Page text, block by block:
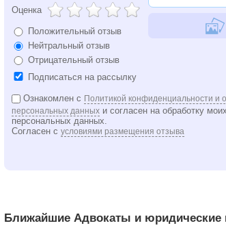
Оценка
Положительный отзыв
Нейтральный отзыв
Отрицательный отзыв
Подписаться на рассылку
Ознакомлен с Политикой конфиденциальности и
персональных данных и согласен на обработку моих
персональных данных.
Согласен с условиями размещения отзыва
Ближайшие Адвокаты и юридические